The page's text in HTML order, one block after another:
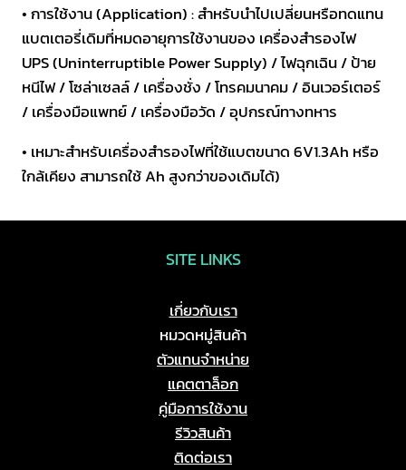
• การใช้งาน (Application) : สำหรับนำไปเปลี่ยนหรือทดแทน
แบตเตอรี่เดิมที่หมดอายุการใช้งานของ เครื่องสำรองไฟ
UPS (Uninterruptible Power Supply) / ไฟฉุกเฉิน / ป้าย
หนีไฟ / โซล่าเซลล์ / เครื่องชั่ง / โทรคมนาคม / อินเวอร์เตอร์
/ เครื่องมือแพทย์ / เครื่องมือวัด / อุปกรณ์ทางทหาร
• เหมาะสำหรับเครื่องสำรองไฟที่ใช้แบตขนาด 6V1.3Ah หรือ
ใกล้เคียง สามารถใช้ Ah สูงกว่าของเดิมได้)
SITE LINKS
เกี่ยวกับเรา
หมวดหมู่สินค้า
ตัวแทนจำหน่าย
แคตตาล็อก
คู่มือการใช้งาน
รีวิวสินค้า
ติดต่อเรา